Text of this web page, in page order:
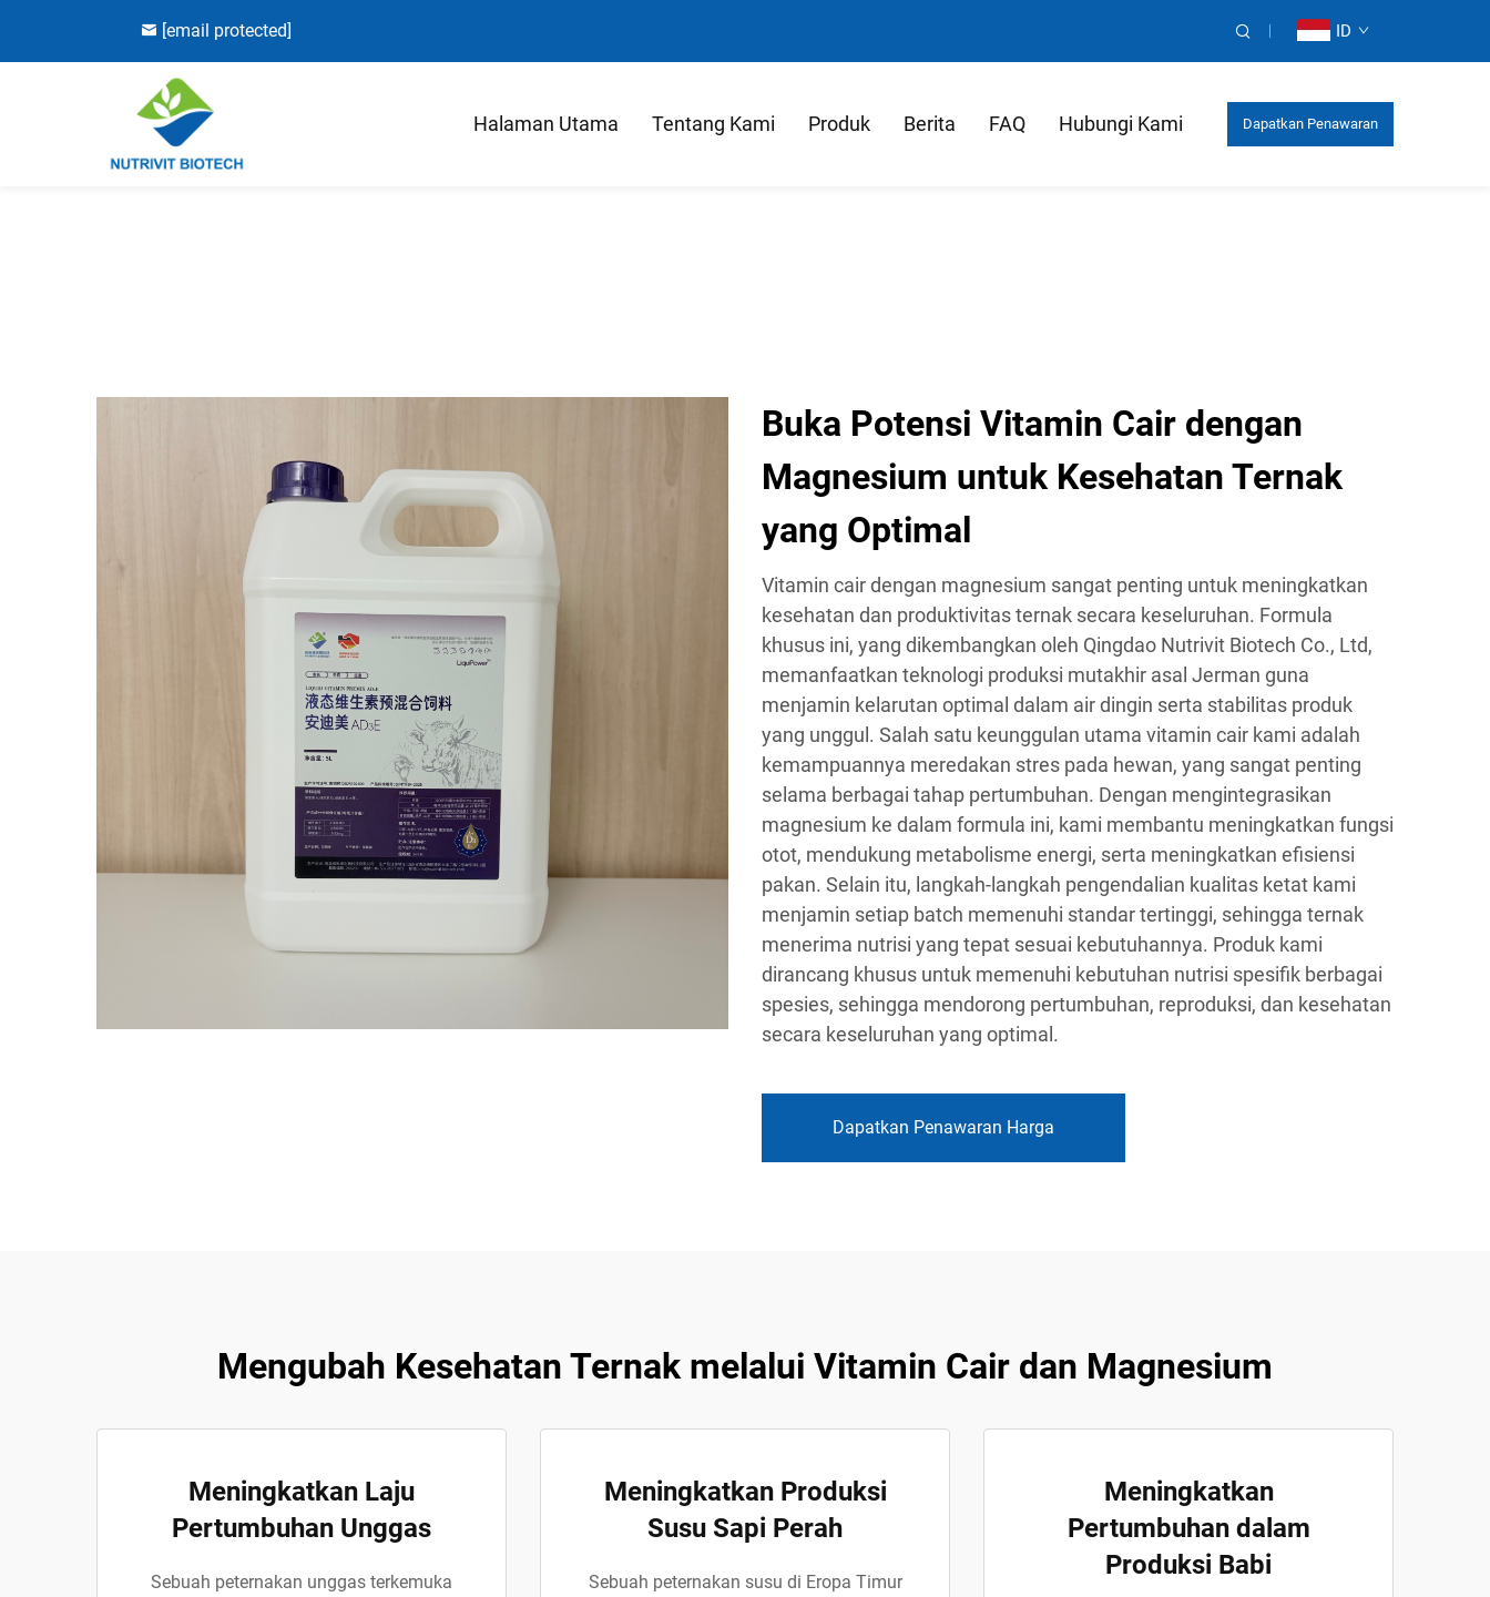
[email protected] ID
Halaman Utama Tentang Kami Produk Berita FAQ Hubungi Kami Dapatkan Penawaran
Buka Potensi Vitamin Cair dengan
Magnesium untuk Kesehatan Ternak
yang Optimal
Vitamin cair dengan magnesium sangat penting untuk meningkatkan
kesehatan dan produktivitas ternak secara keseluruhan. Formula
khusus ini, yang dikembangkan oleh Qingdao Nutrivit Biotech Co., Ltd,
memanfaatkan teknologi produksi mutakhir asal Jerman guna
menjamin kelarutan optimal dalam air dingin serta stabilitas produk
yang unggul. Salah satu keunggulan utama vitamin cair kami adalah
kemampuannya meredakan stres pada hewan, yang sangat penting
selama berbagai tahap pertumbuhan. Dengan mengintegrasikan
magnesium ke dalam formula ini, kami membantu meningkatkan fungsi
otot, mendukung metabolisme energi, serta meningkatkan efisiensi
pakan. Selain itu, langkah-langkah pengendalian kualitas ketat kami
menjamin setiap batch memenuhi standar tertinggi, sehingga ternak
menerima nutrisi yang tepat sesuai kebutuhannya. Produk kami
dirancang khusus untuk memenuhi kebutuhan nutrisi spesifik berbagai
spesies, sehingga mendorong pertumbuhan, reproduksi, dan kesehatan
secara keseluruhan yang optimal.
Dapatkan Penawaran Harga
Mengubah Kesehatan Ternak melalui Vitamin Cair dan Magnesium
Meningkatkan Laju
Pertumbuhan Unggas
Sebuah peternakan unggas terkemuka
Meningkatkan Produksi
Susu Sapi Perah
Sebuah peternakan susu di Eropa Timur
Meningkatkan
Pertumbuhan dalam
Produksi Babi